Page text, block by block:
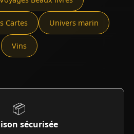
Cartes Univers marin
Vins
📦
sécurisée